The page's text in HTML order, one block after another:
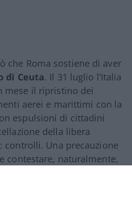
che Roma sostiene di aver
di Ceuta. Il 31 luglio l’Italia
mese il ripristino dei
aerei e marittimi con la
espulsioni di cittadini
della libera
controlli. Una precauzione
contestare, naturalmente,